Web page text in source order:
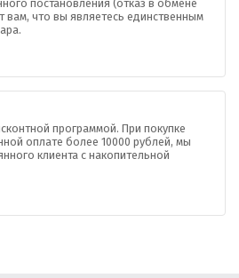
постановления (отказ в обмене
вам, что вы являетесь единственным
программой. При покупке
оплате более 10000 рублей, мы
клиента с накопительной